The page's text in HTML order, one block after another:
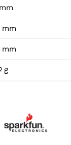
mm
mm
g